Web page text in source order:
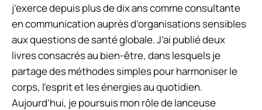
j’exerce depuis plus de dix ans comme consultante
en communication auprès d’organisations sensibles
aux questions de santé globale. J’ai publié deux
livres consacrés au bien-être, dans lesquels je
partage des méthodes simples pour harmoniser le
corps, l’esprit et les énergies au quotidien.
Aujourd’hui, je poursuis mon rôle de lanceuse